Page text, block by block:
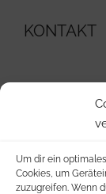
Um dir ein
Cookies, um
zuzugreifen. Wenn
KONTAKT
039954/
Malchiner